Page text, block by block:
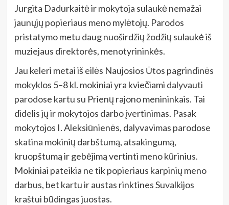
Jurgita Dadurkaitė ir mokytoja sulaukė nemažai
jaunųjų popieriaus meno mylėtojų. Parodos
pristatymo metu daug nuoširdžių žodžių sulaukė iš
muziejaus direktorės, menotyrininkės.
Jau keleri metai iš eilės Naujosios Ūtos pagrindinės
mokyklos 5–8 kl. mokiniai yra kviečiami dalyvauti
parodose kartu su Prienų rajono menininkais. Tai
didelis jų ir mokytojos darbo įvertinimas. Pasak
mokytojos I. Aleksiūnienės, dalyvavimas parodose
skatina mokinių darbštumą, atsakingumą,
kruopštumą ir gebėjimą vertinti meno kūrinius.
Mokiniai pateikia ne tik popieriaus karpinių meno
darbus, bet kartu ir austas rinktines Suvalkijos
kraštui būdingas juostas.